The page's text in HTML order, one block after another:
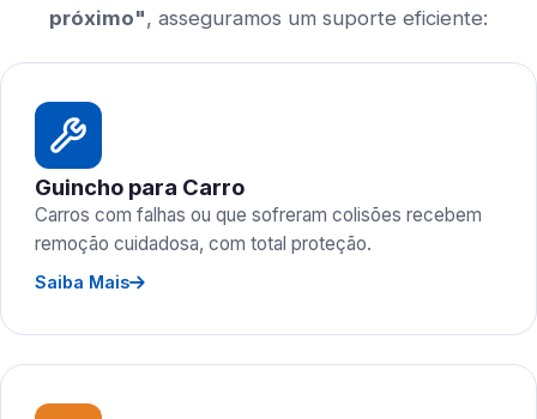
próximo", asseguramos um suporte eficiente:
Guincho para Carro
Carros com falhas ou que sofreram colisões recebem
remoção cuidadosa, com total proteção.
Saiba Mais